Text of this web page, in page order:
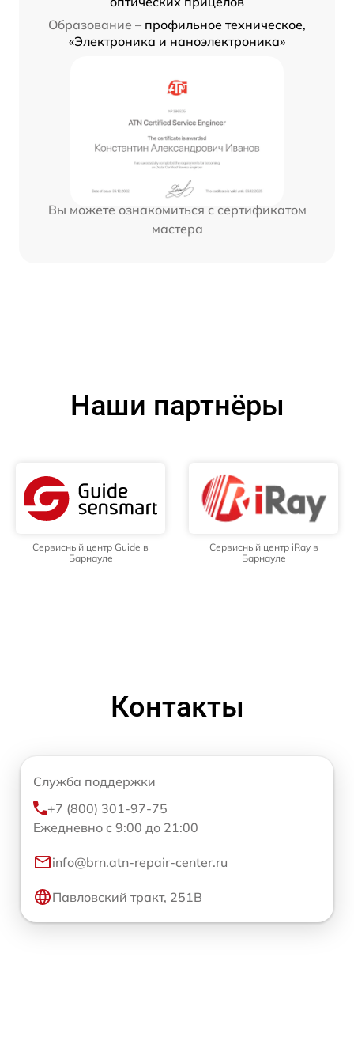
Образование – профильное техническое,
«Электроника и наноэлектроника»
Вы можете ознакомиться с сертификатом
мастера
Наши партнёры
Сервисный центр Guide в
Барнауле
Сервисный центр iRay в
Барнауле
Контакты
Служба поддержки
+7 (800) 301-97-75
Ежедневно с 9:00 до 21:00
info@brn.atn-repair-center.ru
Павловский тракт, 251В